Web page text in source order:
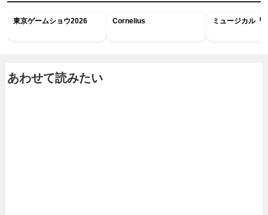
東京ゲームショウ2026 Cornelius ミュージカル『
あわせて読みたい